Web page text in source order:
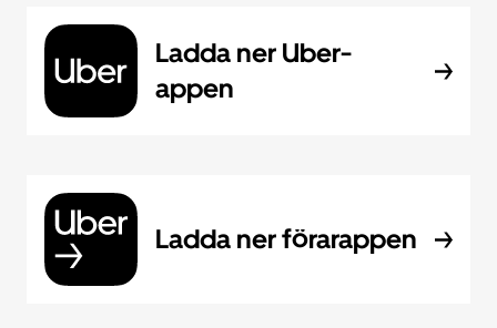
Ladda ner Uber-
appen
Ladda ner förarappen